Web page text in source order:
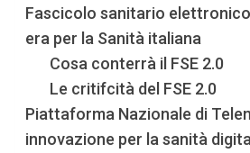
Fascicolo sanitario elettronico
era per la Sanità italiana
Cosa conterrà il FSE 2.0
Le critifcità del FSE 2.0
Piattaforma Nazionale di
innovazione per la sanità